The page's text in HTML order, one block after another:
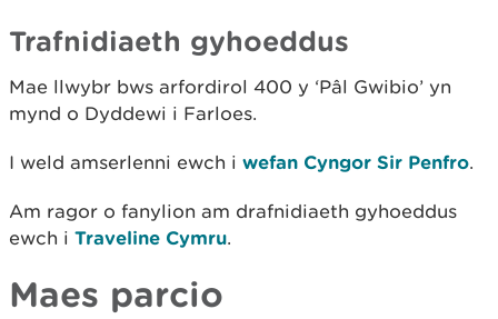
Trafnidiaeth gyhoeddus
Mae llwybr bws arfordirol 400 y ‘Pâl Gwibio’ yn
mynd o Dyddewi i Farloes.
I weld amserlenni ewch i wefan Cyngor Sir Penfro.
Am ragor o fanylion am drafnidiaeth gyhoeddus
ewch i Traveline Cymru.
Maes parcio